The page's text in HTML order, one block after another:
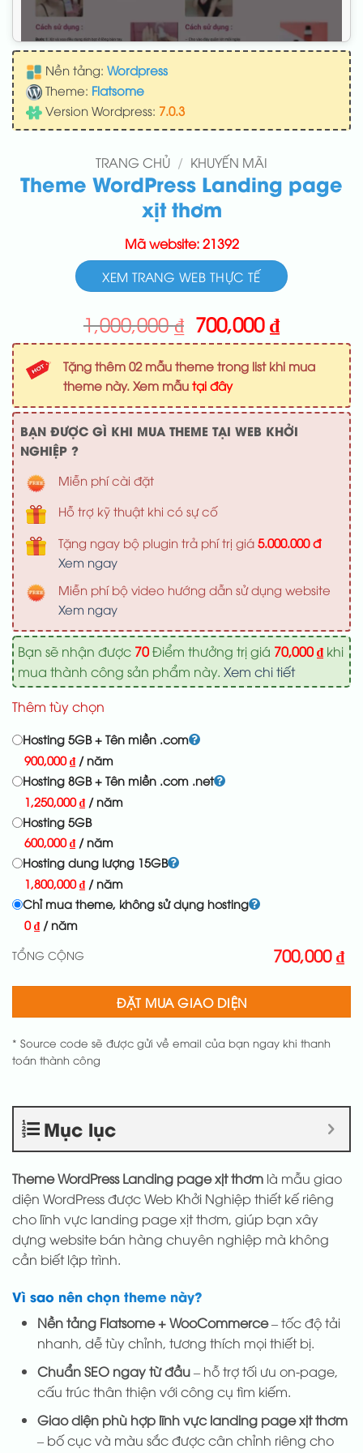
Nền tảng: Wordpress
Theme: Flatsome
Version Wordpress: 7.0.3
TRANG CHỦ / KHUYẾN MÃI
Theme WordPress Landing page
xịt thơm
Mã website: 21392
XEM TRANG WEB THỰC TẾ
1,000,000₫ Giá
gốc
là:
1,000,000 ₫.
700,000₫Giá
hiện
tại
700,000
Tặng thêm 02 mẫu theme trong list khi mua
theme này. Xem mẫu tại đây
BẠN ĐƯỢC GÌ KHI MUA THEME TẠI WEB KHỞI
NGHIỆP ?
Miễn phí cài đặt
Hỗ trợ kỹ thuật khi có sự cố
Tặng ngay bộ plugin trả phí trị giá 5.000.000 đ
Xem ngay
Miễn phí bộ video hướng dẫn sử dụng website
Xem ngay
Bạn sẽ nhận được 70Điểm thưởng trị giá 70,000₫khi
mua thành công sản phẩm này. Xem chi tiết
Thêm tùy chọn
Hosting 5GB + Tên miền .com
900,000₫ / năm
Hosting 8GB + Tên miền .com .net
1,250,000₫ / năm
Hosting 5GB
600,000₫ / năm
Hosting dung lượng 15GB
1,800,000₫ / năm
Chỉ mua theme, không sử dụng hosting
0₫ / năm
TỔNG CỘNG
700,000₫
ĐẶT MUA GIAO DIỆN
* Source code sẽ được gửi về email của bạn ngay khi thanh
toán thành công
Mục lục
Theme WordPress Landing page xịt thơm là mẫu giao
diện WordPress được Web Khởi Nghiệp thiết kế riêng
cho lĩnh vực landing page xịt thơm, giúp bạn xây
dựng website bán hàng chuyên nghiệp mà không
cần biết lập trình.
Vì sao nên chọn theme này?
Nền tảng Flatsome + WooCommerce– tốc độ tải
nhanh, dễ tùy chỉnh, tương thích mọi thiết bị.
Chuẩn SEO ngay từ đầu– hỗ trợ tối ưu on-page,
cấu trúc thân thiện với công cụ tìm kiếm.
Giao diện phù hợp lĩnh vực landing page xịt thơm
– bố cục và màu sắc được cân chỉnh riêng cho